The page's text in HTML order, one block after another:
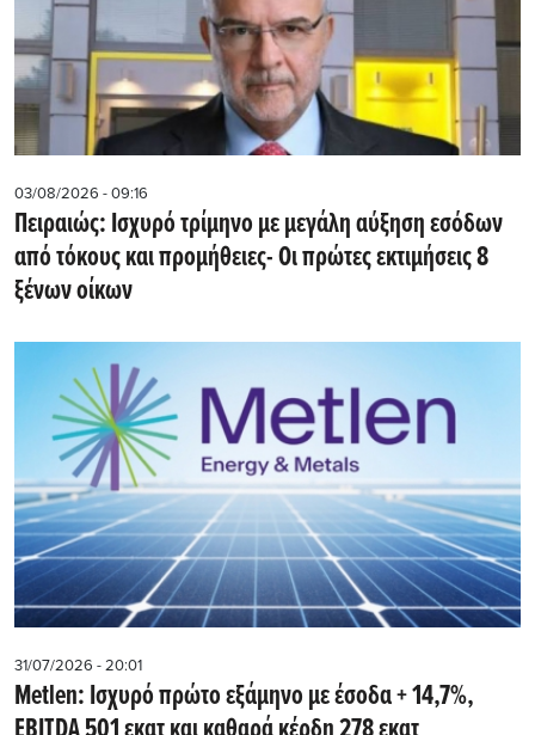
03/08/2026 - 09:16
Πειραιώς: Ισχυρό τρίμηνο με μεγάλη αύξηση εσόδων
από τόκους και προμήθειες- Oι πρώτες εκτιμήσεις 8
ξένων οίκων
31/07/2026 - 20:01
Metlen: Iσχυρό πρώτο εξάμηνο με έσοδα + 14,7%,